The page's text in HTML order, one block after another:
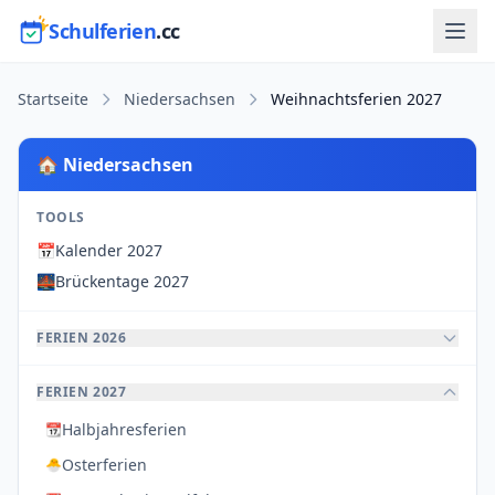
Schulferien.cc
Startseite Niedersachsen Weihnachtsferien 2027
🏠 Niedersachsen
TOOLS
📅Kalender 2027
🌉Brückentage 2027
FERIEN 2026
FERIEN 2027
📆Halbjahresferien
🐣Osterferien